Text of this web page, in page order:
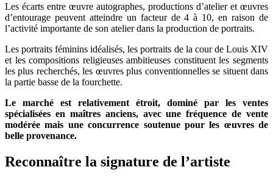
Les écarts entre œuvre autographes, productions d’atelier et œuvres
d’entourage peuvent atteindre un facteur de 4 à 10, en raison de
l’activité importante de son atelier dans la production de portraits.
Les portraits féminins idéalisés, les portraits de la cour de Louis XIV
et les compositions religieuses ambitieuses constituent les segments
les plus recherchés, les œuvres plus conventionnelles se situent dans
la partie basse de la fourchette.
Le marché est relativement étroit, dominé par les ventes
spécialisées en maîtres anciens, avec une fréquence de vente
modérée mais une concurrence soutenue pour les œuvres de
belle provenance.
Reconnaître la signature de l’artiste